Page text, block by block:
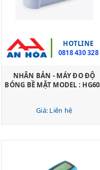
HOTLINE
0818 430 328
NHÂN BẢN - MÁY ĐO ĐỘ
BÓNG BỀ MẶT MODEL :
Giá: Liên hệ